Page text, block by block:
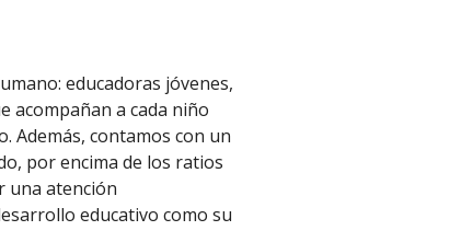
educadoras jóvenes,
acompañan a cada niño
Además, contamos con un
por encima de los ratios
una atención
educativo como su